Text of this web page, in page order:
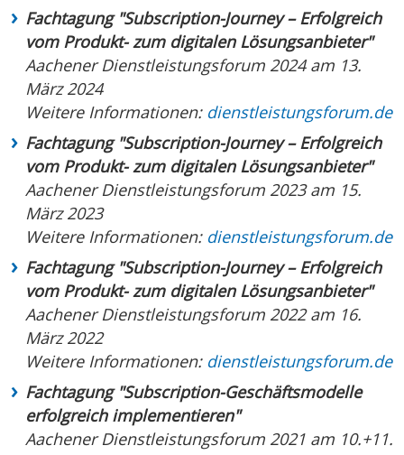
Fachtagung "Subscription-Journey – Erfolgreich
vom Produkt- zum digitalen Lösungsanbieter"
Aachener Dienstleistungsforum 2024 am 13.
März 2024
Weitere Informationen: dienstleistungsforum.de
Fachtagung "Subscription-Journey – Erfolgreich
vom Produkt- zum digitalen Lösungsanbieter"
Aachener Dienstleistungsforum 2023 am 15.
März 2023
Weitere Informationen: dienstleistungsforum.de
Fachtagung "Subscription-Journey – Erfolgreich
vom Produkt- zum digitalen Lösungsanbieter"
Aachener Dienstleistungsforum 2022 am 16.
März 2022
Weitere Informationen: dienstleistungsforum.de
Fachtagung "Subscription-Geschäftsmodelle
erfolgreich implementieren"
Aachener Dienstleistungsforum 2021 am 10.+11.